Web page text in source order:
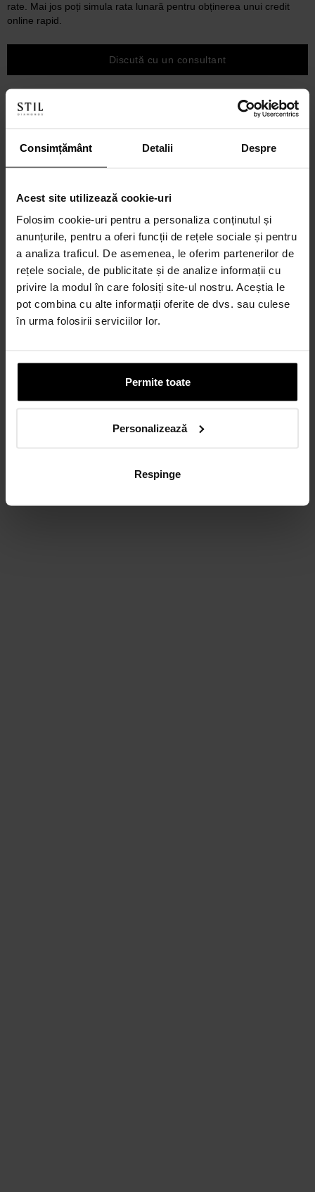
Consimțământ Detalii Despre
Acest site utilizează cookie-uri
Folosim cookie-uri pentru a personaliza conținutul și
anunțurile, pentru a oferi funcții de rețele sociale și pentru
a analiza traficul. De asemenea, le oferim partenerilor de
rețele sociale, de publicitate și de analize informații cu
privire la modul în care folosiți site-ul nostru. Aceștia le
pot combina cu alte informații oferite de dvs. sau culese
în urma folosirii serviciilor lor.
Permite toate
Personalizează
Respinge
rate. Mai jos poți simula rata lunară pentru obținerea unui credit
online rapid.
Discută cu un consultant